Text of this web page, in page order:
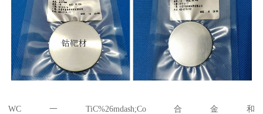
WC一TiC%26mdash;Co合金和